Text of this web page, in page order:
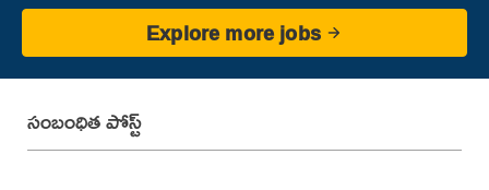
Explore more jobs
సంబంధిత పోస్ట్